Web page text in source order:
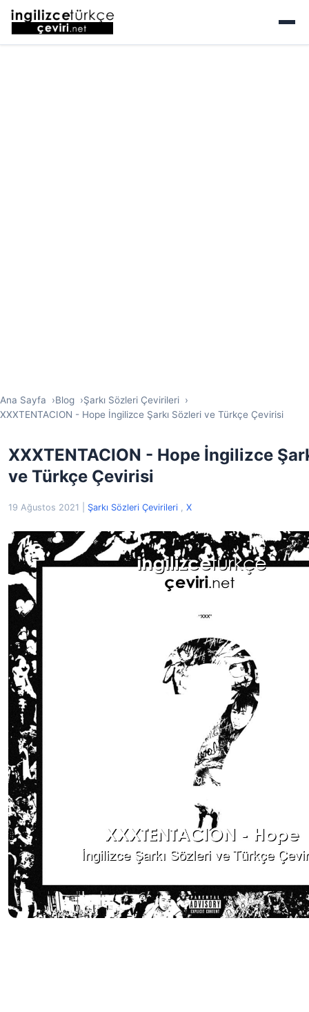
Ana Sayfa Blog
Şarkı Sözleri Çevirileri
XXXTENTACION - Hope İngilizce Şarkı Sözleri ve Türkçe Çevirisi
XXXTENTACION - Hope İngilizce
ve Türkçe Çevirisi
19 Ağustos 2021 Şarkı Sözleri Çevirileri , X